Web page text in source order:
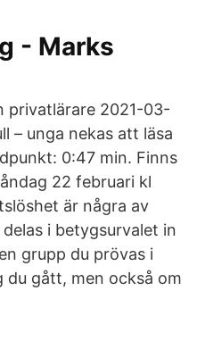
- Marks
privatlärare 2021-03-
– unga nekas att läsa
0:47 min. Finns
22 februari kl
är några av
i betygsurvalet in
grupp du prövas i
du gått, men också om